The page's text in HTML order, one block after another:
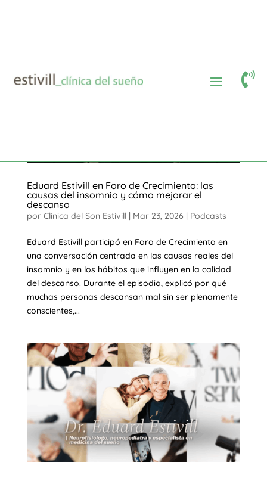

Eduard Estivill en Foro de Crecimiento: las
causas del insomnio y cómo mejorar el
descanso
por Clinica del Son Estivill| Mar 23, 2026 | Podcasts
Eduard Estivill participó en Foro de Crecimiento en
una conversación centrada en las causas reales del
insomnio y en los hábitos que influyen en la calidad
del descanso. Durante el episodio, explicó por qué
muchas personas descansan mal sin ser plenamente
conscientes,...